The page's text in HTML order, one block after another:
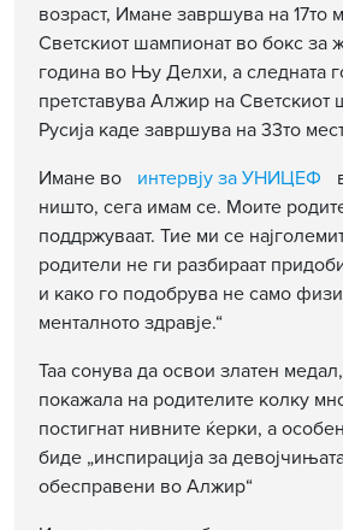
возраст, Имане завршува на 17то
Светскиот шампионат во бокс за
година во Њу Делхи, а следната
претставува Алжир на Светскиот
Русија каде завршува на 33то
Имане во
интервју за УНИЦЕФ
ништо, сега имам се. Моите
поддржуваат. Тие ми се
родители не ги разбираат
и како го подобрува не само
менталното здравје.“
Таа сонува да освои златен
покажала на родителите колку
постигнат нивните ќерки, а
биде „инспирација за
обесправени во Алжир“